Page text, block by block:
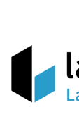
content